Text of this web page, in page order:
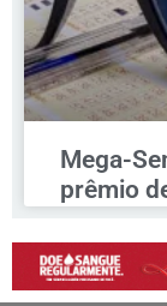
Mega-
prêmio